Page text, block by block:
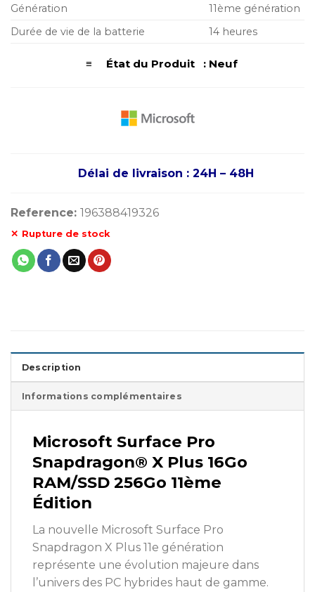
Génération
11ème génération
Durée de vie de la batterie
14 heures
≡ État du Produit : Neuf
Délai de livraison : 24H – 48H
Reference: 196388419326
Rupture de stock
Description
Informations complémentaires
Microsoft Surface Pro
Snapdragon® X Plus 16Go
RAM/SSD 256Go 11ème
Édition
La nouvelle Microsoft Surface Pro
Snapdragon X Plus 11e génération
représente une évolution majeure dans
l’univers des PC hybrides haut de gamme.